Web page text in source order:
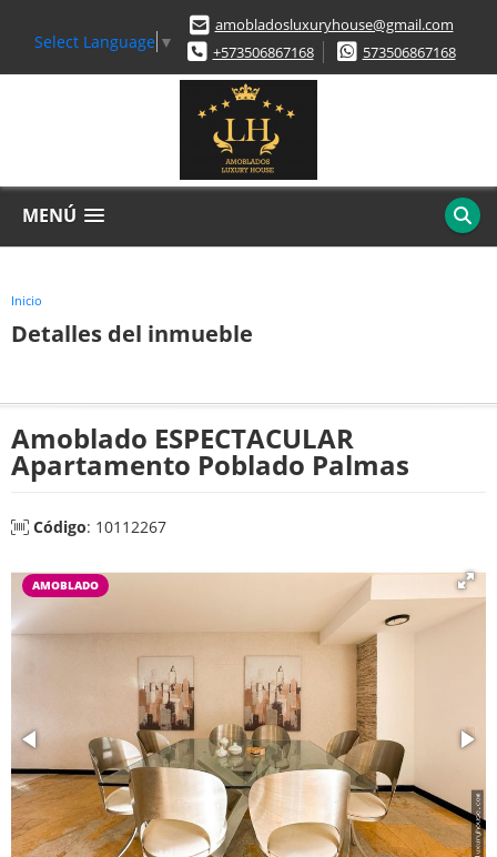
Select Language ▼
amobladosluxuryhouse@gmail.com
+573506867168
573506867168
MENÚ
Inicio
Detalles del inmueble
Amoblado ESPECTACULAR
Apartamento Poblado Palmas
Código: 10112267
AMOBLADO